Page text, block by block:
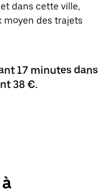
dans cette ville,
moyen des trajets
17 minutes dans
38 €.